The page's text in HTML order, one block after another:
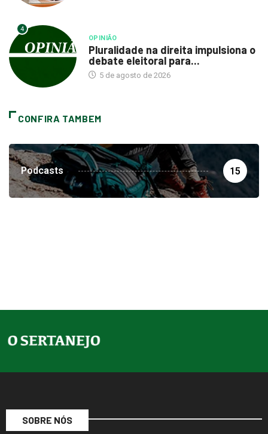
4
OPINIÃO
Pluralidade na direita impulsiona o
debate eleitoral para...
5 de agosto de 2026
CONFIRA TAMBEM
Podcasts 15
SOBRE NÓS